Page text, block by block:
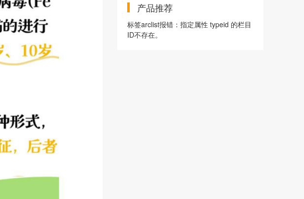
产品推荐
标签arclist报错：指定属性 typeid 的栏目
ID不存在。